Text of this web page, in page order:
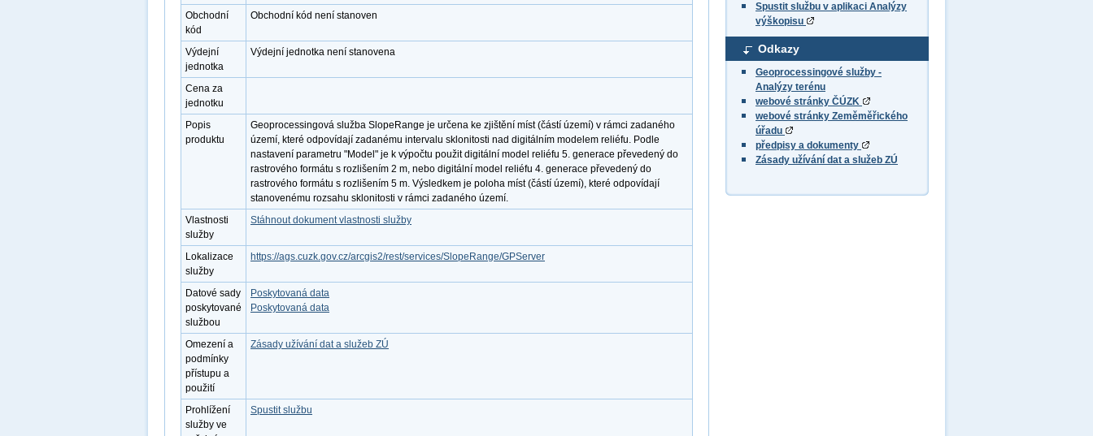
Spustit službu v aplikaci Analýzy
výškopisu
Odkazy
Geoprocessingové služby -
Analýzy terénu
webové stránky ČÚZK
webové stránky Zeměměřického
úřadu
předpisy a dokumenty
Zásady užívání dat a služeb ZÚ
Obchodní
kód
Obchodní kód není stanoven
Výdejní
jednotka
Výdejní jednotka není stanovena
Cena za
jednotku
Popis
produktu
Geoprocessingová služba SlopeRange je určena ke zjištění míst (částí území) v rámci zadaného
území, které odpovídají zadanému intervalu sklonitosti nad digitálním modelem reliéfu. Podle
nastavení parametru "Model" je k výpočtu použit digitální model reliéfu 5. generace převedený do
rastrového formátu s rozlišením 2 m, nebo digitální model reliéfu 4. generace převedený do
rastrového formátu s rozlišením 5 m. Výsledkem je poloha míst (částí území), které odpovídají
stanovenému rozsahu sklonitosti v rámci zadaného území.
Vlastnosti
služby
Stáhnout dokument vlastnosti služby
Lokalizace
služby
https://ags.cuzk.gov.cz/arcgis2/rest/services/SlopeRange/GPServer
Datové sady
poskytované
službou
Poskytovaná data
Poskytovaná data
Omezení a
podmínky
přístupu a
použití
Zásady užívání dat a služeb ZÚ
Prohlížení
služby ve
Spustit službu